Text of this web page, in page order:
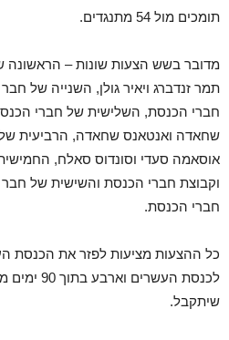
תומכים מול 54 מתנגדים.
מדובר בשש הצעות שונות – הראשונה
תמר זנדברג ויאיר גולן, השנייה של
חברי הכנסת, השלישית של חברי
שחאדה ואנטאנס שחאדה, הרביעית
אוסאמה סעדי וסונדוס סאלח,
וקבוצת חברי הכנסת והשישית של חבר
חברי הכנסת.
כל ההצעות מציעות לפזר את הכנסת
לכנסת
שיתקבל.